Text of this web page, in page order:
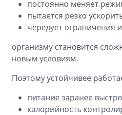
постоянно меняет
пытается резко
чередует ограничения
организму становится
новым условиям.
Поэтому устойчивее
питание заранее
калорийность